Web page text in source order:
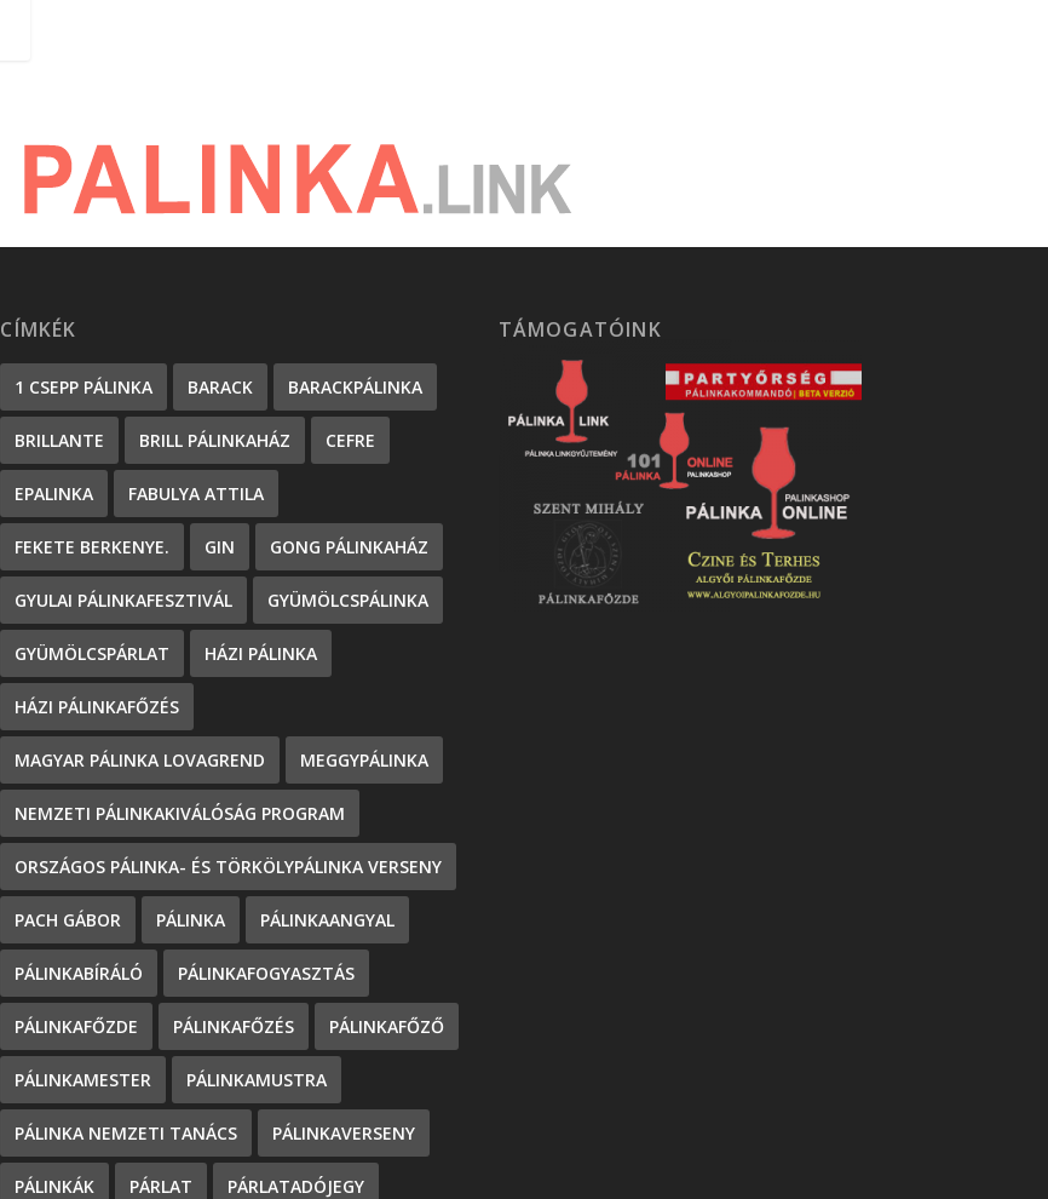
CÍMKÉK
1 CSEPP PÁLINKA BARACK BARACKPÁLINKA
BRILLANTE BRILL PÁLINKAHÁZ CEFRE
EPALINKA FABULYA ATTILA
FEKETE BERKENYE. GIN GONG PÁLINKAHÁZ
GYULAI PÁLINKAFESZTIVÁL GYÜMÖLCSPÁLINKA
GYÜMÖLCSPÁRLAT HÁZI PÁLINKA
HÁZI PÁLINKAFŐZÉS
MAGYAR PÁLINKA LOVAGREND MEGGYPÁLINKA
NEMZETI PÁLINKAKIVÁLÓSÁG PROGRAM
ORSZÁGOS PÁLINKA- ÉS TÖRKÖLYPÁLINKA VERSENY
PACH GÁBOR PÁLINKA PÁLINKAANGYAL
PÁLINKABÍRÁLÓ PÁLINKAFOGYASZTÁS
PÁLINKAFŐZDE PÁLINKAFŐZÉS PÁLINKAFŐZŐ
PÁLINKAMESTER PÁLINKAMUSTRA
PÁLINKA NEMZETI TANÁCS PÁLINKAVERSENY
PÁLINKÁK PÁRLAT PÁRLATADÓJEGY
TÁMOGATÓINK